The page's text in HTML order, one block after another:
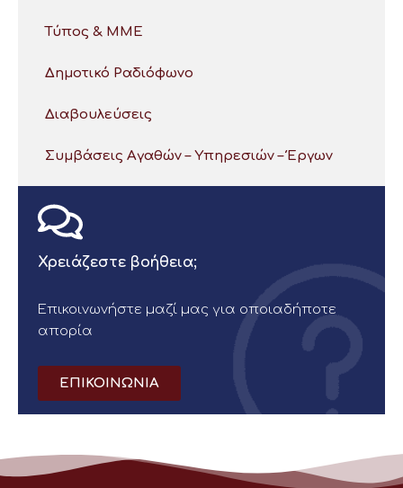
Τύπος & ΜΜΕ
Δημοτικό Ραδιόφωνο
Διαβουλεύσεις
Συμβάσεις Αγαθών – Υπηρεσιών – Έργων
Χρειάζεστε βοήθεια;
Επικοινωνήστε μαζί μας για οποιαδήποτε
απορία
ΕΠΙΚΟΙΝΩΝΙΑ